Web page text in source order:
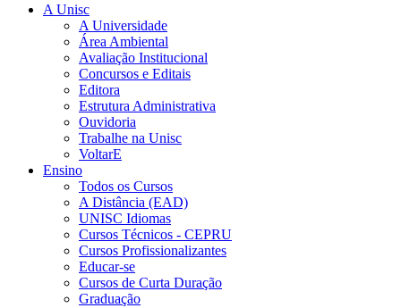
A Unisc
A Universidade
Área Ambiental
Avaliação Institucional
Concursos e Editais
Editora
Estrutura Administrativa
Ouvidoria
Trabalhe na Unisc
VoltarE
Ensino
Todos os Cursos
A Distância (EAD)
UNISC Idiomas
Cursos Técnicos - CEPRU
Cursos Profissionalizantes
Educar-se
Cursos de Curta Duração
Graduação